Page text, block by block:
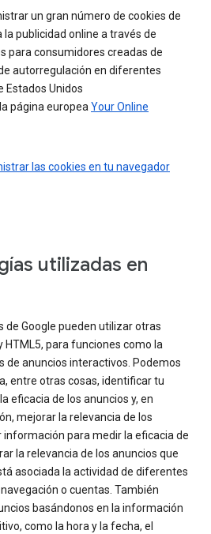
un gran número de cookies de
publicidad online a través de
para consumidores creadas de
autorregulación en diferentes
Estados Unidos
página europeaYour Online
las cookies en tu navegador
utilizadas en
de Google pueden utilizar otras
HTML5, para funciones como la
de anuncios interactivos. Podemos
entre otras cosas, identificar tu
eficacia de los anuncios y, en
mejorar la relevancia de los
información para medir la eficacia de
la relevancia de los anuncios que
asociada la actividad de diferentes
o cuentas. También
basándonos en la información
como la hora y la fecha, el